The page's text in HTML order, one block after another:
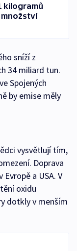
kilogramů
sníží z
34 miliard tun.
Spojených
by emise měly
vysvětlují tím,
Doprava
a USA. V
oxidu
dotkly v menším